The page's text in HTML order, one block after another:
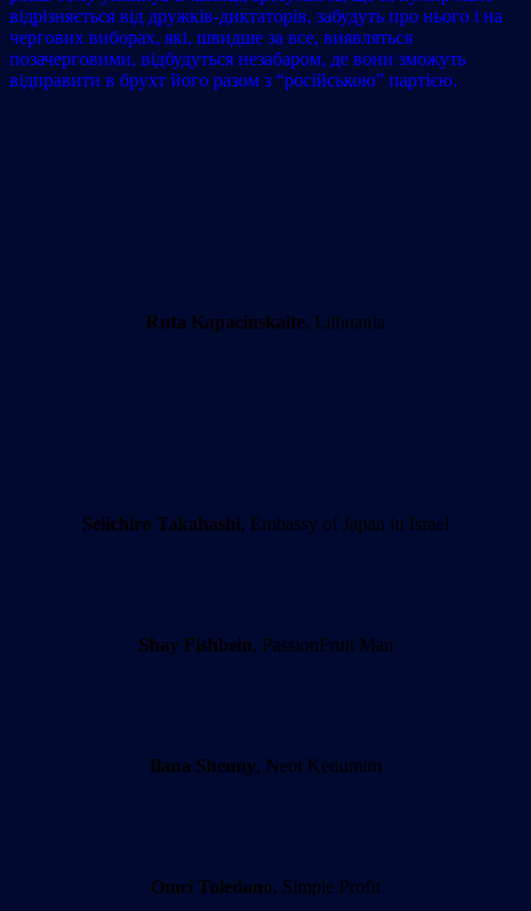
відрізняється від дружків-диктаторів, забудуть про нього і на
чергових виборах, які, швидше за все, виявляться
позачерговими, відбудуться незабаром, де вони зможуть
відправити в брухт його разом з “російською” партією.
Ruta Kapacinskaite, Lithuania
Seiichiro Takahashi, Embassy of Japan in Israel
Shay Fishbein, PassionFruit Man
Ilana Shenny, Neot Kedumim
Omri Toledano, Simple Profit